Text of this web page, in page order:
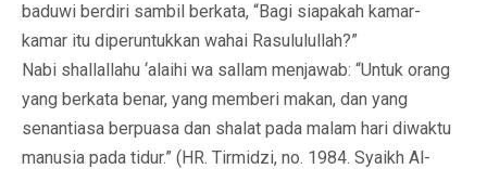
baduwi berdiri sambil berkata, “Bagi siapakah kamar-
kamar itu diperuntukkan wahai Rasululullah?”
Nabi shallallahu ‘alaihi wa sallam menjawab: “Untuk orang
yang berkata benar, yang memberi makan, dan yang
senantiasa berpuasa dan shalat pada malam hari diwaktu
manusia pada tidur.” (HR. Tirmidzi, no. 1984. Syaikh Al-